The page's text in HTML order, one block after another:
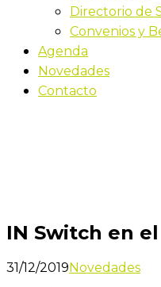
Directorio de
Convenios y
Agenda
Novedades
Contacto
IN Switch en
31/12/2019Novedades